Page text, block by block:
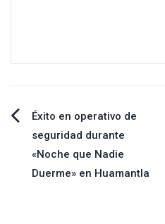
Navegación
de
Éxito en operativo de
seguridad durante
«Noche que Nadie
Duerme» en Huamantla